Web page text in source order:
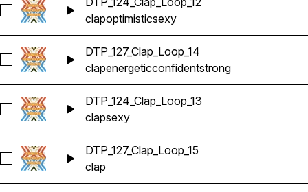
Seleccionar DTP_124_Clap_Loop_12
clapoptimisticsexy
Seleccionar DTP_127_Clap_Loop_14
DTP_127_Clap_Loop_14
clapenergeticconfidentstrong
Seleccionar DTP_124_Clap_Loop_13
DTP_124_Clap_Loop_13
clapsexy
Seleccionar DTP_127_Clap_Loop_15
DTP_127_Clap_Loop_15
clap